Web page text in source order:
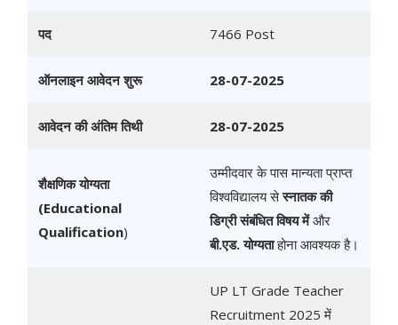
पद 7466 Post
ऑनलाइन आवेदन शुरू 28-07-2025
आवेदन की अंतिम तिथी 28-07-2025
शैक्षणिक योग्यता
(Educational
Qualification)
उम्मीदवार के पास मान्यता प्राप्त
विश्वविद्यालय सेस्नातक की
डिग्री संबंधित विषय मेंऔर
बी.एड. योग्यताहोना आवश्यक है।
UP LT Grade Teacher
Recruitment 2025 में